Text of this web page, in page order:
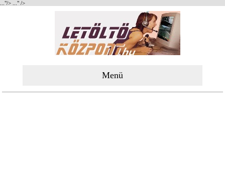
..."/> ..." />
Menü